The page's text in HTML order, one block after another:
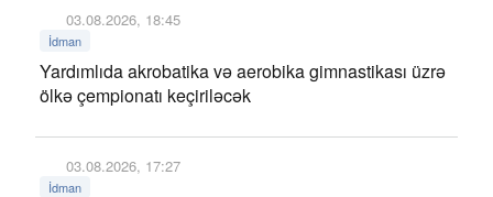
03.08.2026, 18:45
İdman
Yardımlıda akrobatika və aerobika gimnastikası üzrə
ölkə çempionatı keçiriləcək
03.08.2026, 17:27
İdman